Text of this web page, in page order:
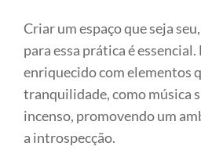
Criar um espaço que seja
para essa prática é essencial.
enriquecido com elementos
tranquilidade, como música
incenso, promovendo um
a introspecção.